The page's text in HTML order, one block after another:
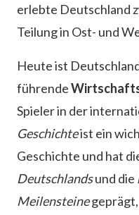
erlebte Deutschland
Teilung in Ost- und
Heute ist
führende
Spieler in der
Geschichteist ein
Geschichte und hat
Deutschlandsund die
Meilensteinegeprägt,